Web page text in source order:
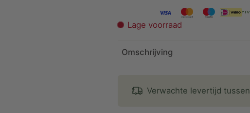
Lage voorraad
Omschrijving
Verwachte levertijd tussen